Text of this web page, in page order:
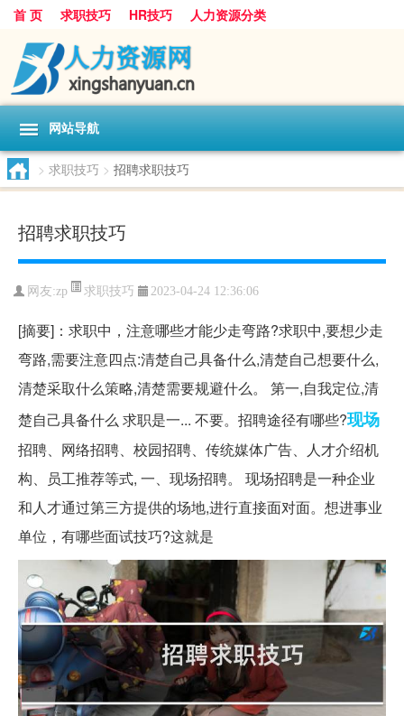
首 页 求职技巧 HR技巧 人力资源分类
网站导航
> 求职技巧 > 招聘求职技巧
招聘求职技巧
网友:zp 求职技巧 2023-04-24 12:36:06
[摘要]：求职中，注意哪些才能少走弯路?求职中,要想少走
弯路,需要注意四点:清楚自己具备什么,清楚自己想要什么,
清楚采取什么策略,清楚需要规避什么。 第一,自我定位,清
楚自己具备什么 求职是一... 不要。招聘途径有哪些?现场
招聘、网络招聘、校园招聘、传统媒体广告、人才介绍机
构、员工推荐等式, 一、现场招聘。 现场招聘是一种企业
和人才通过第三方提供的场地,进行直接面对面。想进事业
单位，有哪些面试技巧?这就是